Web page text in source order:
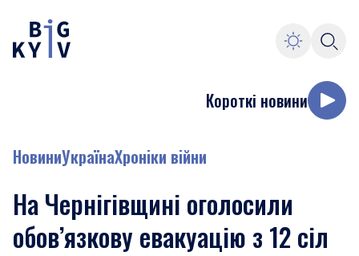
Короткі новини
НовиниУкраїнаХроніки війни
На Чернігівщині оголосили
обов’язкову евакуацію з 12 сіл